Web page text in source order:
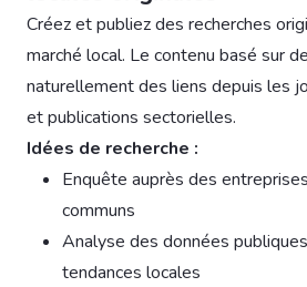
Créez et publiez des recherches
marché local. Le contenu basé sur
naturellement des liens depuis les
et publications sectorielles.
Idées de recherche :
Enquête auprès des
communs
Analyse des données
tendances locales